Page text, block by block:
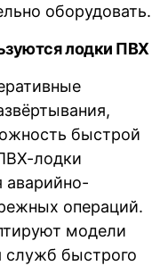
оборудовать.
лодки ПВХ
быстрой
лодки
аварийно-
операций.
модели
служб быстрого